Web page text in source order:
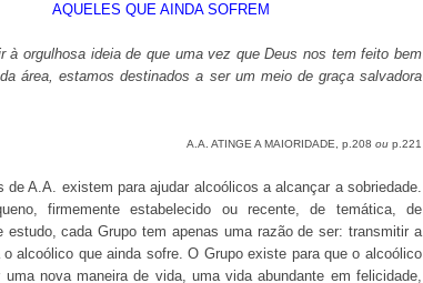
AQUELES QUE AINDA SOFREM
à orgulhosa ideia de que uma vez que Deus nos tem feito bem
área, estamos destinados a ser um meio de graça salvadora
A.A. ATINGE A MAIORIDADE, p.208 oup.221
de A.A. existem para ajudar alcoólicos a alcançar a sobriedade.
firmemente estabelecido ou recente, de temática, de
estudo, cada Grupo tem apenas uma razão de ser: transmitir a
o alcoólico que ainda sofre. O Grupo existe para que o alcoólico
uma nova maneira de vida, uma vida abundante em felicidade,